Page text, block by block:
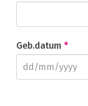
Geb.datum *